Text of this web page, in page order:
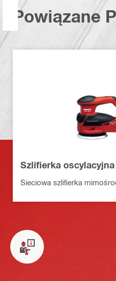
Powiązane
Szlifierka oscylacyjna
Sieciowa szlifierka